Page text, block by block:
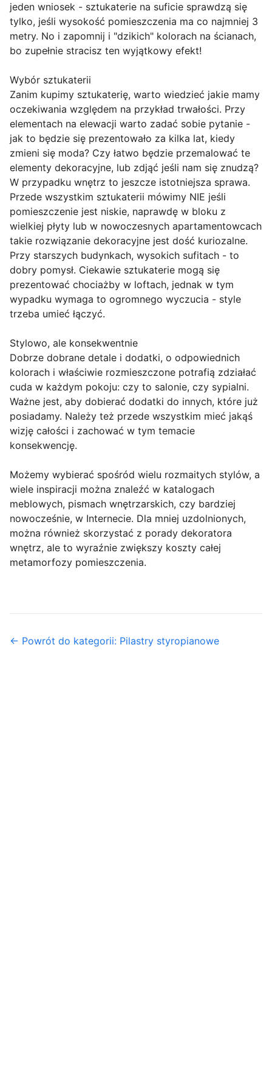
jeden wniosek - sztukaterie na suficie sprawdzą się
tylko, jeśli wysokość pomieszczenia ma co najmniej 3
metry. No i zapomnij i "dzikich" kolorach na ścianach,
bo zupełnie stracisz ten wyjątkowy efekt!
Wybór sztukaterii
Zanim kupimy sztukaterię, warto wiedzieć jakie mamy
oczekiwania względem na przykład trwałości. Przy
elementach na elewacji warto zadać sobie pytanie -
jak to będzie się prezentowało za kilka lat, kiedy
zmieni się moda? Czy łatwo będzie przemalować te
elementy dekoracyjne, lub zdjąć jeśli nam się znudzą?
W przypadku wnętrz to jeszcze istotniejsza sprawa.
Przede wszystkim sztukaterii mówimy NIE jeśli
pomieszczenie jest niskie, naprawdę w bloku z
wielkiej płyty lub w nowoczesnych apartamentowcach
takie rozwiązanie dekoracyjne jest dość kuriozalne.
Przy starszych budynkach, wysokich sufitach - to
dobry pomysł. Ciekawie sztukaterie mogą się
prezentować chociażby w loftach, jednak w tym
wypadku wymaga to ogromnego wyczucia - style
trzeba umieć łączyć.
Stylowo, ale konsekwentnie
Dobrze dobrane detale i dodatki, o odpowiednich
kolorach i właściwie rozmieszczone potrafią zdziałać
cuda w każdym pokoju: czy to salonie, czy sypialni.
Ważne jest, aby dobierać dodatki do innych, które już
posiadamy. Należy też przede wszystkim mieć jakąś
wizję całości i zachować w tym temacie
konsekwencję.
Możemy wybierać spośród wielu rozmaitych stylów, a
wiele inspiracji można znaleźć w katalogach
meblowych, pismach wnętrzarskich, czy bardziej
nowocześnie, w Internecie. Dla mniej uzdolnionych,
można również skorzystać z porady dekoratora
wnętrz, ale to wyraźnie zwiększy koszty całej
metamorfozy pomieszczenia.
← Powrót do kategorii: Pilastry styropianowe